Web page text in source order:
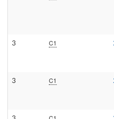
3 C1
3 C1